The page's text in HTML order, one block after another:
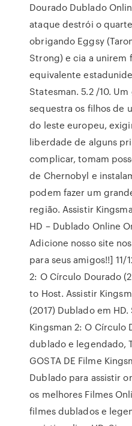
Dourado Dublado
ataque destrói o
obrigando Eggsy
Strong) e cia a unirem
equivalente
Statesman. 5.2 /10.
sequestra os filhos de
do leste europeu,
liberdade de alguns
complicar, tomam
de Chernobyl e
podem fazer um
região. Assistir
HD – Dublado Online
Adicione nosso site
para seus amigos!!] 11/
2: O Círculo Dourado
to Host. Assistir
(2017) Dublado em HD.
Kingsman 2: O Círculo
dublado e legendado,
GOSTA DE Filme
Dublado para assistir
os melhores Filmes
filmes dublados e